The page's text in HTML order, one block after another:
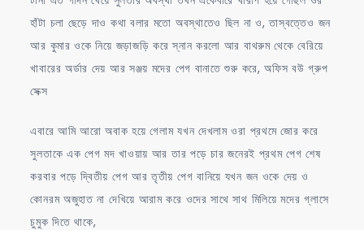
হাঁটা চলা ছেড়ে দাও কথা বলার মতো অবস্থাতেও ছিল না ও, তাস্বত্তেও জন
আর কুমার ওকে নিয়ে জড়াজড়ি করে স্নান করলো আর বাথরুম থেকে বেরিয়ে
খাবারের অর্ডার দেয় আর সঞ্জয় মদের পেগ বানাতে শুরু করে, অফিস বউ গ্রুপ
সেক্স
এবারে আমি আরো অবাক হয়ে গেলাম যখন দেখলাম ওরা প্রথমে জোর করে
সুলতাকে এক পেগ মদ খাওয়ায় আর তার পড়ে চার জনেরই প্রথম পেগ শেষ
করবার পড়ে দ্বিতীয় পেগ আর তৃতীয় পেগ বানিয়ে যখন জন ওকে দেয় ও
কোনরম অজুহাত না দেখিয়ে আরাম করে ওদের সাথে সাথ মিলিয়ে মদের গ্লাসে
চুমুক দিতে থাকে,